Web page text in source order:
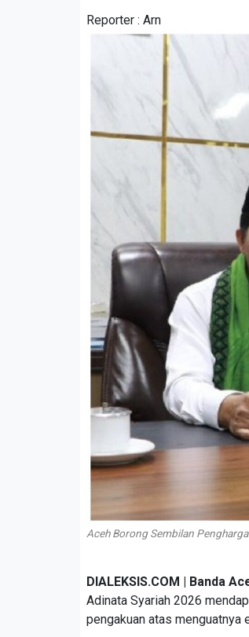
Reporter : Arn
Aceh Borong Sembilan
DIALEKSIS.COM | Banda
Adinata Syariah 2026
pengakuan atas menguatnya